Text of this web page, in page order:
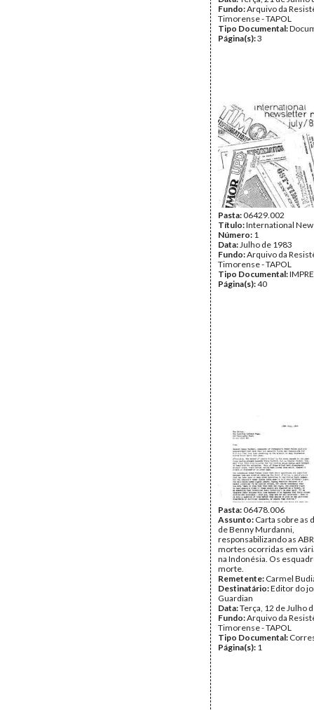
Fundo:Arquivo da
Timorense - TAPOL
Tipo Documental:
Página(s):3
Pasta:06429.002
Título:International
Número: 1
Data:Julho de 1983
Fundo:Arquivo da
Timorense - TAPOL
Tipo Documental:
Página(s):40
Pasta:06478.006
Assunto: Carta sobre as
de Benny Murdanni,
responsabilizando as
mortes ocorridas em
na Indonésia. Os
morte.
Remetente: Carmel
Destinatário:Editor do
Guardian
Data:Terça, 12 de Julho
Fundo:Arquivo da
Timorense - TAPOL
Tipo Documental:
Página(s): 1